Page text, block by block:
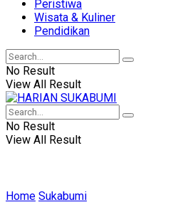
Peristiwa
Wisata & Kuliner
Pendidikan
No Result
View All Result
No Result
View All Result
Home Sukabumi